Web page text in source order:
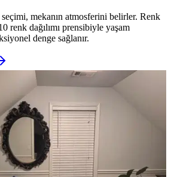
mekanın atmosferini belirler. Renk
renk dağılımı prensibiyle yaşam
denge sağlanır.